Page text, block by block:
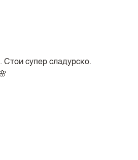
супер сладурско.